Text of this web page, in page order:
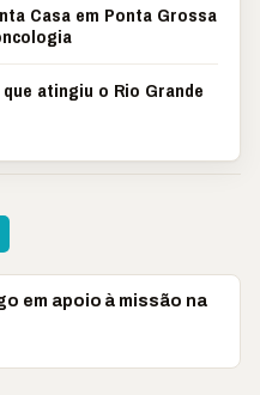
Casa em Ponta Grossa
atingiu o Rio Grande
em apoio à missão na